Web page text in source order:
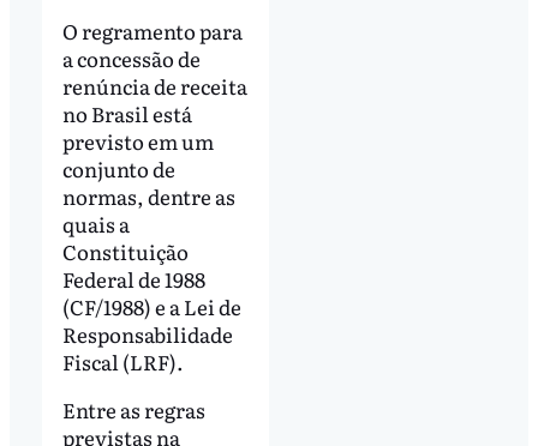
O regramento para
a concessão de
renúncia de receita
no Brasil está
previsto em um
conjunto de
normas, dentre as
quais a
Constituição
Federal de 1988
(CF/1988) e a Lei de
Responsabilidade
Fiscal (LRF).
Entre as regras
previstas na